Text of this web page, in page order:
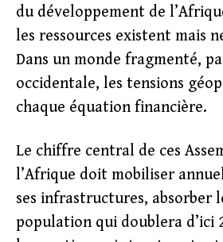
du développement de
les ressources existent mais
Dans un monde fragmenté,
occidentale, les tensions
chaque équation financière.
Le chiffre central de ces
l’Afrique doit mobiliser
ses infrastructures, absorber
population qui doublera d’ici